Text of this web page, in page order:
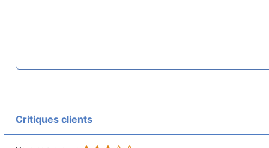
Critiques clients